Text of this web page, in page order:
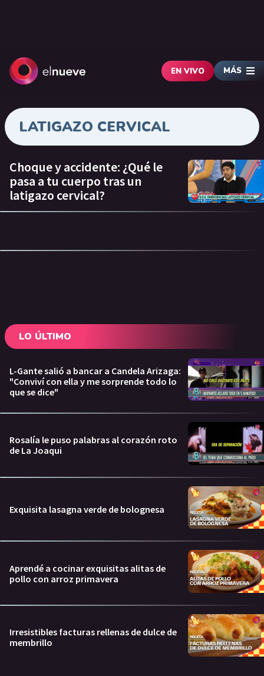
EN VIVO MÁS
LATIGAZO CERVICAL
Choque y accidente: ¿Qué le
pasa a tu cuerpo tras un
latigazo cervical?
LO ÚLTIMO
L-Gante salió a bancar a Candela Arizaga:
"Conviví con ella y me sorprende todo lo
que se dice"
Rosalía le puso palabras al corazón roto
de La Joaqui
Exquisita lasagna verde de bolognesa
Aprendé a cocinar exquisitas alitas de
pollo con arroz primavera
Irresistibles facturas rellenas de dulce de
membrillo